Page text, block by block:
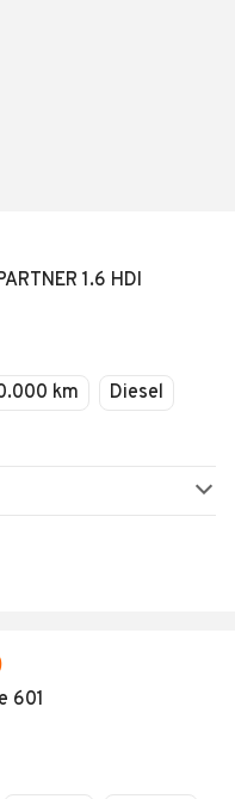
1.6 HDI
km
Diesel
601